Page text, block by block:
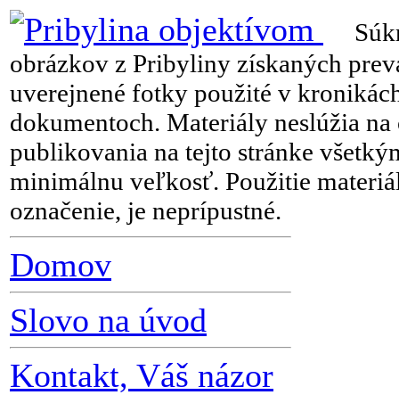
obrázkov z Pribyliny získaných
uverejnené fotky použité v
dokumentoch. Materiály neslúžia
publikovania na tejto stránke
minimálnu veľkosť. Použitie
označenie, je neprípustné.
Domov
Slovo na úvod
Kontakt, Váš názor